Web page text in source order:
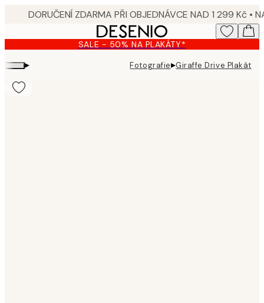
content.
SALE - 50% NA PLAKÁTY*
▸ Fotografie▸Giraffe Drive Plakát